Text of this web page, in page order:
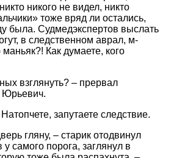
никого не видел, никто
тоже вряд ли остались,
была. Судмедэкспертов выслать
в следственном аврал, м-
Как думаете, кого
взглянуть? – прервал
Юрьевич.
запутаете следствие.
гляну, – старик отодвинул
у самого порога, заглянул в